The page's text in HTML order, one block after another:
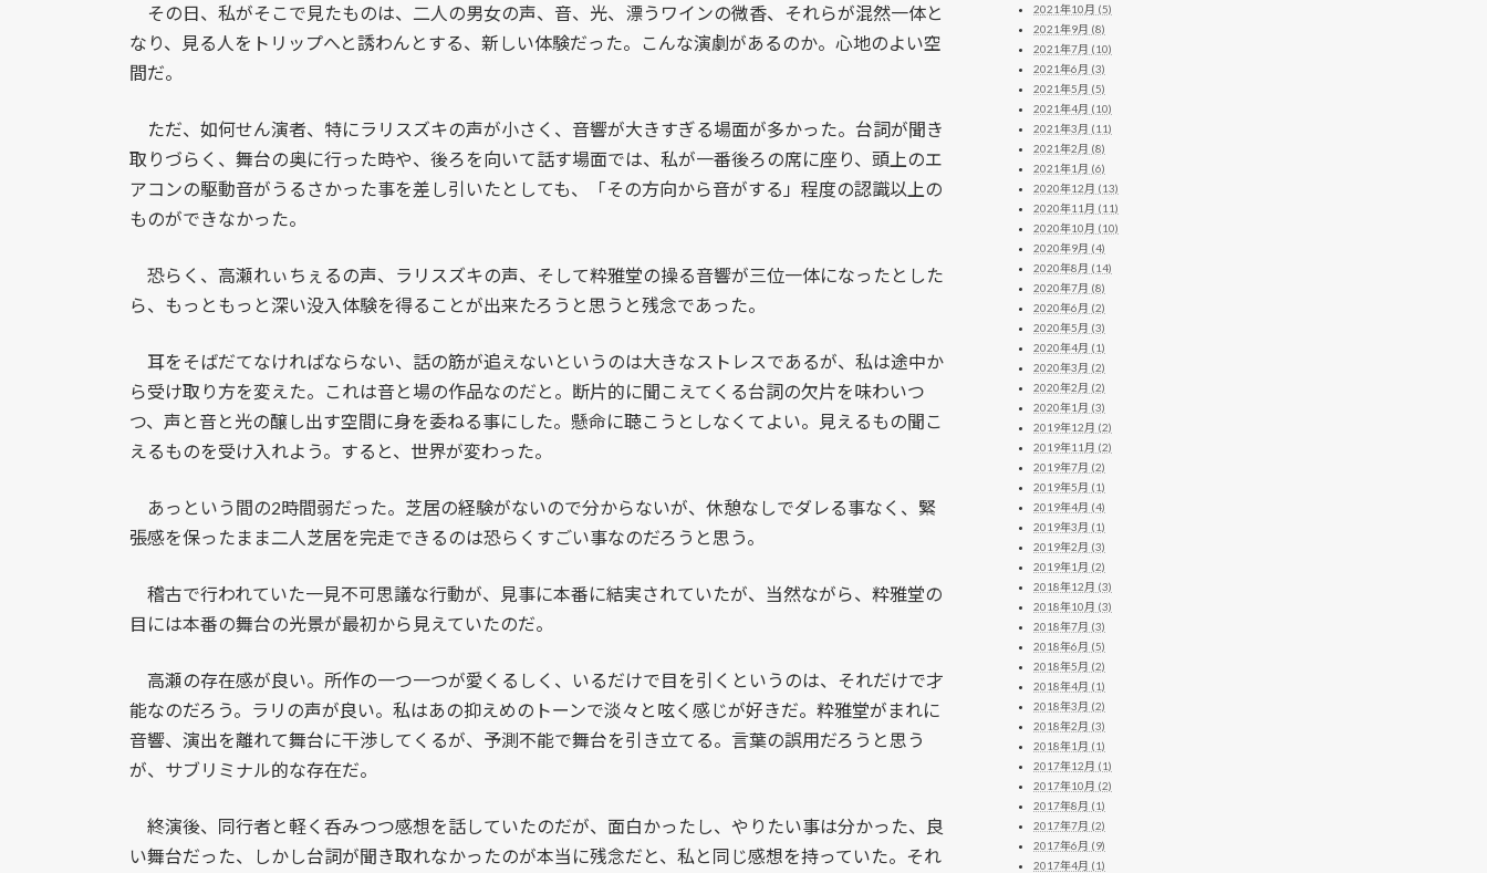
その日、私がそこで見たものは、二人の男女の声、音、光、漂うワインの微香、それらが混然一体と
なり、見る人をトリップへと誘わんとする、新しい体験だった。こんな演劇があるのか。心地のよい空
間だ。
ただ、如何せん演者、特にラリスズキの声が小さく、音響が大きすぎる場面が多かった。台詞が聞き
取りづらく、舞台の奥に行った時や、後ろを向いて話す場面では、私が一番後ろの席に座り、頭上のエ
アコンの駆動音がうるさかった事を差し引いたとしても、「その方向から音がする」程度の認識以上の
ものができなかった。
恐らく、高瀬れぃちぇるの声、ラリスズキの声、そして粋雅堂の操る音響が三位一体になったとした
ら、もっともっと深い没入体験を得ることが出来たろうと思うと残念であった。
耳をそばだてなければならない、話の筋が追えないというのは大きなストレスであるが、私は途中か
ら受け取り方を変えた。これは音と場の作品なのだと。断片的に聞こえてくる台詞の欠片を味わいつ
つ、声と音と光の醸し出す空間に身を委ねる事にした。懸命に聴こうとしなくてよい。見えるもの聞こ
えるものを受け入れよう。すると、世界が変わった。
あっという間の2時間弱だった。芝居の経験がないので分からないが、休憩なしでダレる事なく、緊
張感を保ったまま二人芝居を完走できるのは恐らくすごい事なのだろうと思う。
稽古で行われていた一見不可思議な行動が、見事に本番に結実されていたが、当然ながら、粋雅堂の
目には本番の舞台の光景が最初から見えていたのだ。
高瀬の存在感が良い。所作の一つ一つが愛くるしく、いるだけで目を引くというのは、それだけで才
能なのだろう。ラリの声が良い。私はあの抑えめのトーンで淡々と呟く感じが好きだ。粋雅堂がまれに
音響、演出を離れて舞台に干渉してくるが、予測不能で舞台を引き立てる。言葉の誤用だろうと思う
が、サブリミナル的な存在だ。
終演後、同行者と軽く呑みつつ感想を話していたのだが、面白かったし、やりたい事は分かった、良
い舞台だった、しかし台詞が聞き取れなかったのが本当に残念だと、私と同じ感想を持っていた。それ
2021年10月 (5)
2021年9月 (8)
2021年7月 (10)
2021年6月 (3)
2021年5月 (5)
2021年4月 (10)
2021年3月 (11)
2021年2月 (8)
2021年1月 (6)
2020年12月 (13)
2020年11月 (11)
2020年10月 (10)
2020年9月 (4)
2020年8月 (14)
2020年7月 (8)
2020年6月 (2)
2020年5月 (3)
2020年4月 (1)
2020年3月 (2)
2020年2月 (2)
2020年1月 (3)
2019年12月 (2)
2019年11月 (2)
2019年7月 (2)
2019年5月 (1)
2019年4月 (4)
2019年3月 (1)
2019年2月 (3)
2019年1月 (2)
2018年12月 (3)
2018年10月 (3)
2018年7月 (3)
2018年6月 (5)
2018年5月 (2)
2018年4月 (1)
2018年3月 (2)
2018年2月 (3)
2018年1月 (1)
2017年12月 (1)
2017年10月 (2)
2017年8月 (1)
2017年7月 (2)
2017年6月 (9)
2017年4月 (1)